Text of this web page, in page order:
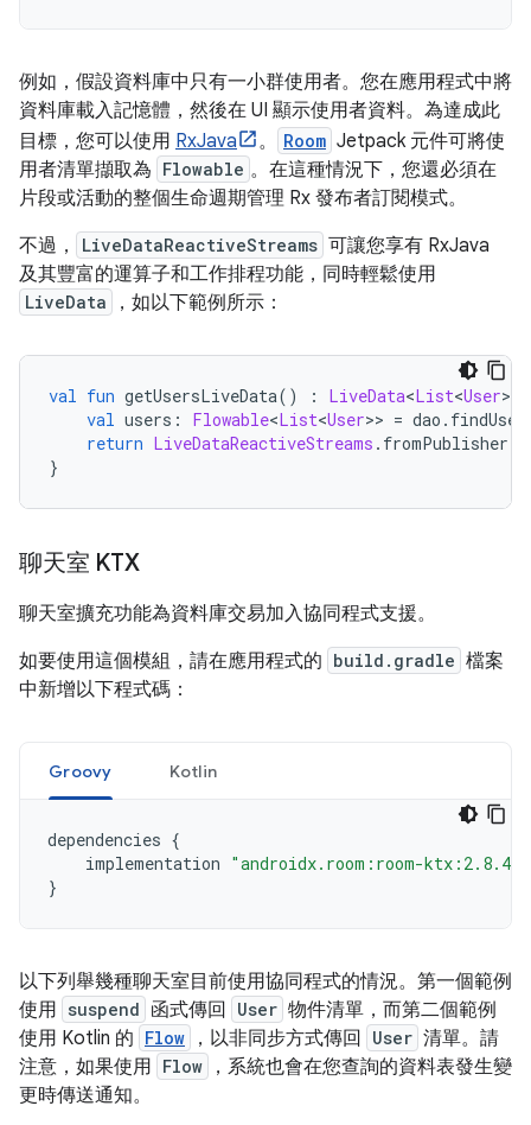
例如，假設資料庫中只有一小群使用者。您在應用程式中將
資料庫載入記憶體，然後在 UI 顯示使用者資料。為達成此
目標，您可以使用 RxJava 。 Room Jetpack 元件可將使
用者清單擷取為 Flowable 。在這種情況下，您還必須在
片段或活動的整個生命週期管理 Rx 發布者訂閱模式。
不過，
LiveDataReactiveStreams 可讓您享有 RxJava
及其豐富的運算子和工作排程功能，同時輕鬆使用
LiveData ，如以下範例所示：
val fun getUsersLiveData() : LiveData<List<User>>
val users : Flowable<List<User>> = dao .
return LiveDataReactiveStreams . fromPublisher
}
聊天室 KTX
聊天室擴充功能為資料庫交易加入協同程式支援。
如要使用這個模組，請在應用程式的 build.gradle 檔案
中新增以下程式碼：
Groovy Kotlin
dependencies {
implementation "androidx.room:room-ktx:2.8.4"
}
以下列舉幾種聊天室目前使用協同程式的情況。第一個範例
使用 suspend 函式傳回 User 物件清單，而第二個範例
使用 Kotlin 的 Flow ，以非同步方式傳回 User 清單。請
注意，如果使用 Flow
，系統也會在您查詢的資料表發生變
更時傳送通知。